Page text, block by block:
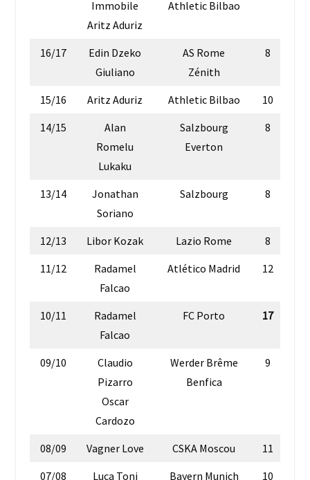
Immobile
Aritz Aduriz
Athletic Bilbao
16/17
Edin Dzeko
Giuliano
AS Rome
Zénith
8
15/16 Aritz Aduriz Athletic Bilbao
10
14/15
Alan
Romelu
Lukaku
Salzbourg
Everton
8
13/14
Jonathan
Soriano
Salzbourg 8
12/13 Libor Kozak Lazio Rome
8
11/12
Radamel
Falcao
Atlético Madrid 12
10/11
Radamel
Falcao
FC Porto 17
09/10
Claudio
Pizarro
Oscar
Cardozo
Werder Brême
Benfica
9
08/09 Vagner Love CSKA Moscou
11
07/08
Luca Toni Bayern Munich 10